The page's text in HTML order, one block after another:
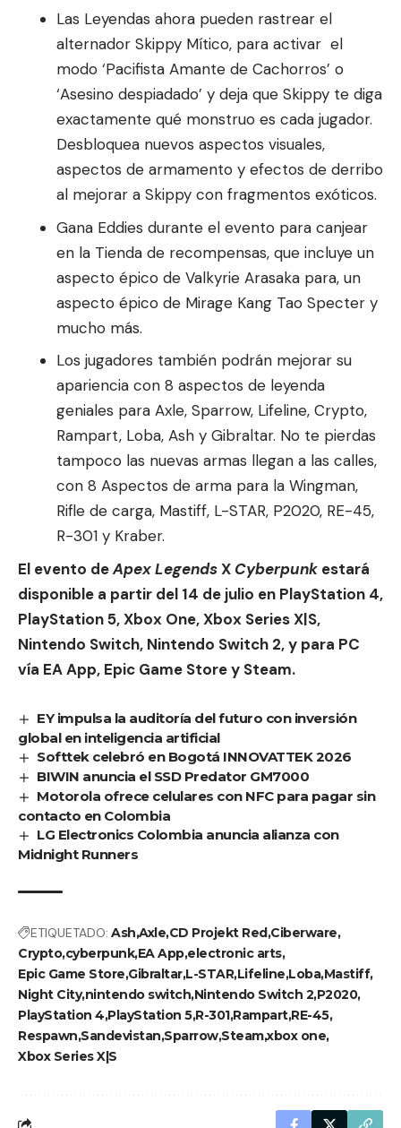
Las Leyendas ahora pueden rastrear el
alternador Skippy Mítico, para activar el
modo ‘Pacifista Amante de Cachorros’ o
‘Asesino despiadado’ y deja que Skippy te diga
exactamente qué monstruo es cada jugador.
Desbloquea nuevos aspectos visuales,
aspectos de armamento y efectos de derribo
al mejorar a Skippy con fragmentos exóticos.
Gana Eddies durante el evento para canjear
en la Tienda de recompensas, que incluye un
aspecto épico de Valkyrie Arasaka para, un
aspecto épico de Mirage Kang Tao Specter y
mucho más.
Los jugadores también podrán mejorar su
apariencia con 8 aspectos de leyenda
geniales para Axle, Sparrow, Lifeline, Crypto,
Rampart, Loba, Ash y Gibraltar. No te pierdas
tampoco las nuevas armas llegan a las calles,
con 8 Aspectos de arma para la Wingman,
Rifle de carga, Mastiff, L-STAR, P2020, RE-45,
R-301 y Kraber.
El evento deApex LegendsX Cyberpunk estará
disponible a partir del 14 de julio en PlayStation 4,
PlayStation 5, Xbox One, Xbox Series X|S,
Nintendo Switch, Nintendo Switch 2, y para PC
vía EA App, Epic Game Store y Steam.
EY impulsa la auditoría del futuro con inversión
global en inteligencia artificial
Softtek celebró en Bogotá INNOVATTEK 2026
BIWIN anuncia el SSD Predator GM7000
Motorola ofrece celulares con NFC para pagar sin
contacto en Colombia
LG Electronics Colombia anuncia alianza con
Midnight Runners
ETIQUETADO: Ash AxleCD Projekt RedCiberware
CryptocyberpunkEA Appelectronic arts
Epic Game Store GibraltarL-STARLifeline LobaMastiff
Night Citynintendo switchNintendo Switch 2P2020
PlayStation 4 PlayStation 5R-301RampartRE-45
Respawn Sandevistan SparrowSteamxbox one
Xbox Series X|S